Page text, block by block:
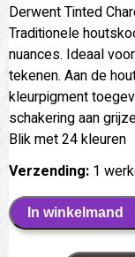
Derwent Tinted
Traditionele
nuances. Ideaal
tekenen. Aan de
kleurpigment
schakering aan
Blik met 24 kleuren
Verzending: 1
In winkelmand